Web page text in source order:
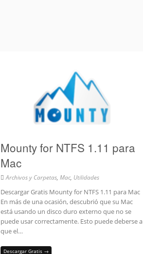
Mounty for NTFS 1.11 para
Mac
Archivos y Carpetas,Mac, Utilidades
Descargar Gratis Mounty for NTFS 1.11 para Mac
En más de una ocasión, descubrió que su Mac
está usando un disco duro externo que no se
puede usar correctamente. Esto puede deberse a
que el…
Descargar Gratis →